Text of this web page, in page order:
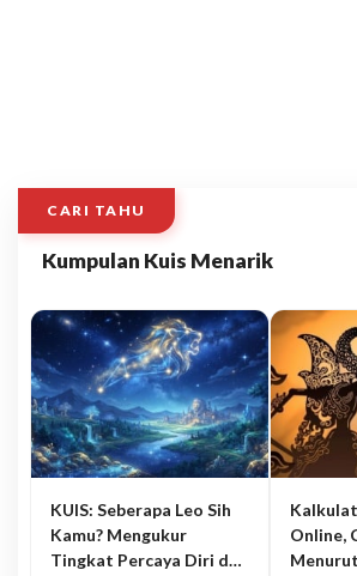
CARI TAHU
Kumpulan Kuis Menarik
KUIS: Seberapa Leo Sih
Kamu? Mengukur
Tingkat Percaya Diri dan
Online,